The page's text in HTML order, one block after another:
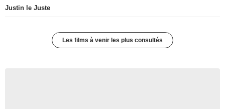
Justin le Juste
Les films à venir les plus consultés